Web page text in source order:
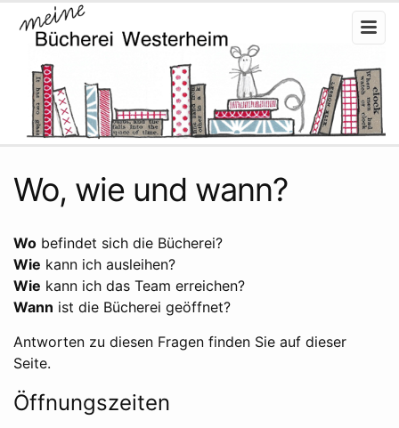
Wo, wie und wann?
Wo befindet sich die Bücherei?
Wie kann ich ausleihen?
Wie kann ich das Team erreichen?
Wann ist die Bücherei geöffnet?
Antworten zu diesen Fragen finden Sie auf dieser
Seite.
Öffnungszeiten